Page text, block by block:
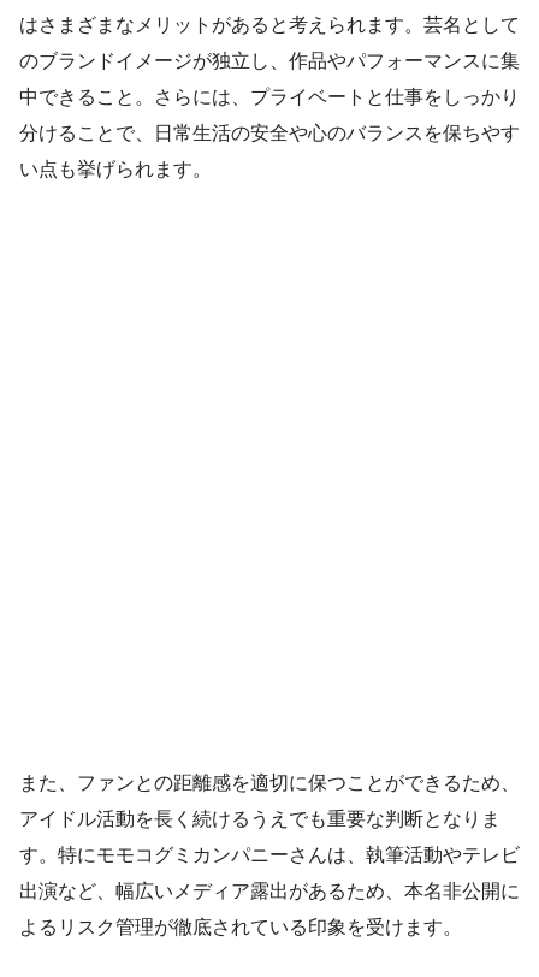
はさまざまなメリットがあると考えられます。芸名として
のブランドイメージが独立し、作品やパフォーマンスに集
中できること。さらには、プライベートと仕事をしっかり
分けることで、日常生活の安全や心のバランスを保ちやす
い点も挙げられます。
また、ファンとの距離感を適切に保つことができるため、
アイドル活動を長く続けるうえでも重要な判断となりま
す。特にモモコグミカンパニーさんは、執筆活動やテレビ
出演など、幅広いメディア露出があるため、本名非公開に
よるリスク管理が徹底されている印象を受けます。